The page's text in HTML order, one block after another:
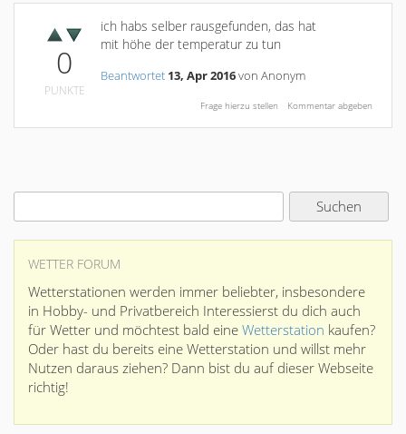
0
PUNKTE
ich habs selber rausgefunden, das hat
mit höhe der temperatur zu tun
Beantwortet 13, Apr 2016von Anonym
WETTER FORUM
Wetterstationen werden immer beliebter, insbesondere
in Hobby- und Privatbereich Interessierst du dich auch
für Wetter und möchtest bald eine Wetterstation kaufen?
Oder hast du bereits eine Wetterstation und willst mehr
Nutzen daraus ziehen? Dann bist du auf dieser Webseite
richtig!